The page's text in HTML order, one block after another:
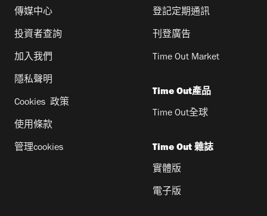
傳媒中心
投資者查詢
加入我們
隱私聲明
Cookies 政策
使用條款
管理cookies
登記定期通訊
刊登廣告
Time Out Market
Time Out產品
Time Out全球
Time Out 雜誌
實體版
電子版